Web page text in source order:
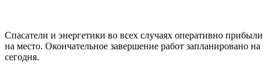
Спасатели и энергетики во всех случаях оперативно прибыли
на место. Окончательное завершение работ запланировано на
сегодня.